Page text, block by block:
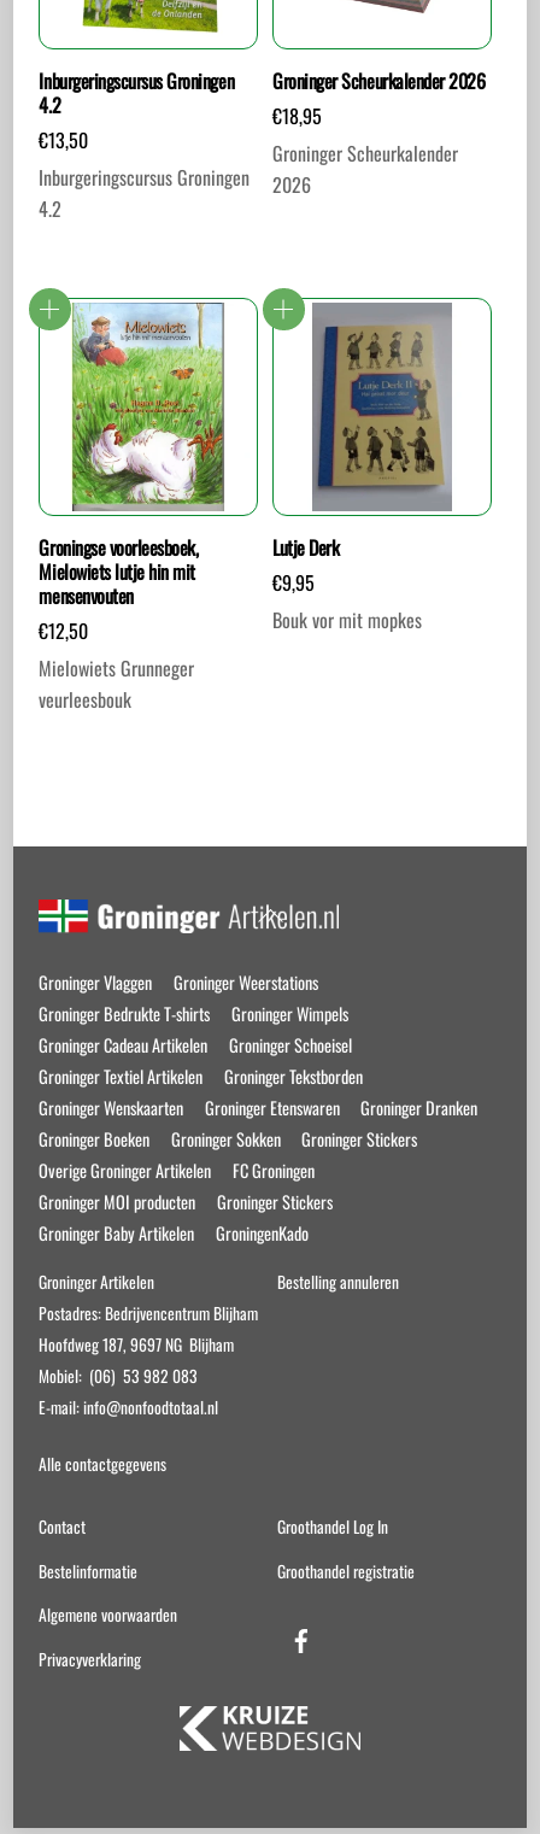
Inburgeringscursus Groningen
4.2
€13,50
Inburgeringscursus Groningen
4.2
Groninger Scheurkalender 2026
€18,95
Groninger Scheurkalender
2026
Groningse voorleesboek,
Mielowiets lutje hin mit
mensenvouten
€12,50
Mielowiets Grunneger
veurleesbouk
Lutje Derk
€9,95
Bouk vor mit mopkes
Back
Top
Groninger Vlaggen
Groninger Weerstations
Groninger Bedrukte T-shirts
Groninger Wimpels
Groninger Cadeau Artikelen
Groninger Schoeisel
Groninger Textiel Artikelen
Groninger Tekstborden
Groninger Wenskaarten
Groninger Etenswaren
Groninger Dranken
Groninger Boeken
Groninger Sokken
Groninger Stickers
Overige Groninger Artikelen
FC Groningen
Groninger MOI producten
Groninger Stickers
Groninger Baby Artikelen
GroningenKado
Groninger Artikelen
Postadres: Bedrijvencentrum Blijham
Hoofdweg 187, 9697 NG Blijham
Mobiel: (06) 53 982 083
E-mail: info@nonfoodtotaal.nl
Alle contactgegevens
Bestelling annuleren
Contact
Bestelinformatie
Algemene voorwaarden
Privacyverklaring
Groothandel Log In
Groothandel registratie